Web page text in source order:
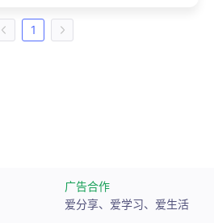
1
广告合作
爱分享、爱学习、爱生活